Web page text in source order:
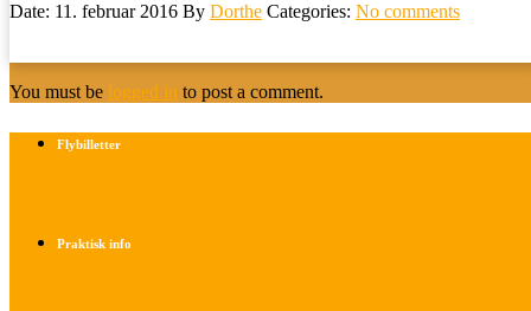
Date: 11. februar 2016 By Dorthe Categories: No comments
You must be logged in to post a comment.
Flybilletter
Praktisk info